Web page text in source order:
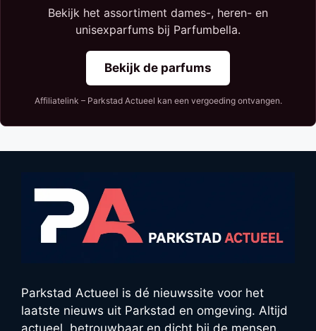
Bekijk het assortiment dames-, heren- en
unisexparfums bij Parfumbella.
Bekijk de parfums
Affiliatelink – Parkstad Actueel kan een vergoeding ontvangen.
Parkstad Actueel is dé nieuwssite voor het
laatste nieuws uit Parkstad en omgeving. Altijd
actueel, betrouwbaar en dicht bij de mensen.